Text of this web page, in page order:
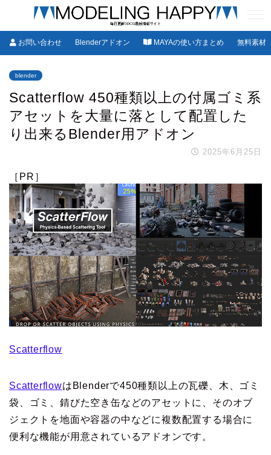
お問い合わせ Blenderアドオン MAYAの使い方まとめ 無料素材
blender
Scatterflow 450種類以上の付属ゴミ系
アセットを大量に落として配置した
り出来るBlender用アドオン
2025年6月25日
［PR］
Scatterflow
ScatterflowはBlenderで450種類以上の瓦礫、木、ゴミ
袋、ゴミ、錆びた空き缶などのアセットに、そのオブ
ジェクトを地面や容器の中などに複数配置する場合に
便利な機能が用意されているアドオンです。